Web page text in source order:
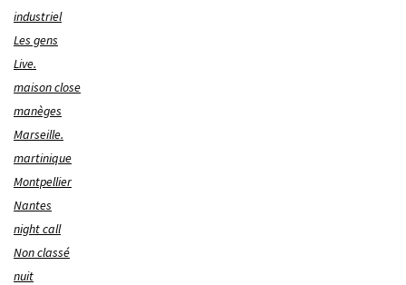
industriel
Les gens
Live.
maison close
manèges
Marseille.
martinique
Montpellier
Nantes
night call
Non classé
nuit